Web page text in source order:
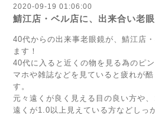
2020-09-19 01:06:00
鯖江店・ベル店に、出来合い老
40代からの出来事老眼鏡が、鯖江店
ます！
40代に入ると近くの物を見る為のピ
マホや雑誌などを見ていると疲れが
す。
元々遠くが良く見える目の良い方や
遠くが1.0以上見えている方などしっ